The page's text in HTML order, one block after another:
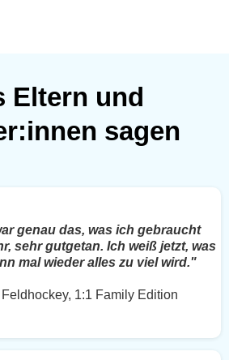
Eltern und
sagen
genau das, was ich gebraucht
sehr gutgetan. Ich weiß jetzt, was
mal wieder alles zu viel wird."
1:1 Family Edition